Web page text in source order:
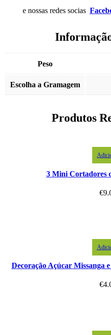
e nossas redes socias
Peso
Escolha a Gramagem
Produtos
3 Mini Cortadores
€
Decoração Açúcar Missanga
€